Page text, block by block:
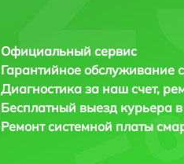
Официальный сервис
Гарантийное обслуживание
Диагностика за наш счет,
Бесплатный выезд курьера
Ремонт системной платы